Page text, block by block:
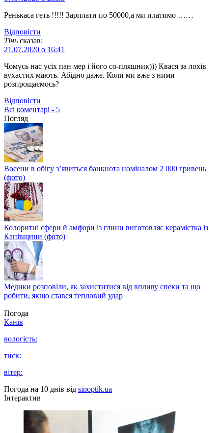
Ренькаса геть !!!!! Зарплати по 50000,а ми платимо ……
Відповіcти
Тінь сказав:
21.07.2020 о 16:41
Чомусь нас усіх пан мер і його со-пляшник))) Квася за лохів
вухастих мають. Абідно даже. Коли ми вже з ними
розпрощаємось?
Відповіcти
Всі коментарі - 5
Погляд
Восени в обігу з’явиться банкнота номіналом 2 000 гривень
(фото)
Колоритні сфери й амфори із глини виготовляє керамістка із
Канівщини (фото)
Медики розповіли, як захиститися від впливу спеки та що
робити, якщо стався тепловий удар
Погода
Канів
вологість:
тиск:
вітер:
Погода на 10 днів від sinoptik.ua
Інтерактив